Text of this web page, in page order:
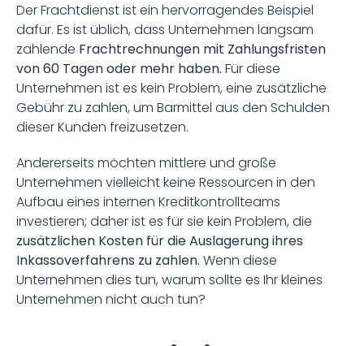
Der Frachtdienst ist ein hervorragendes Beispiel
dafür. Es ist üblich, dass Unternehmen langsam
zahlende Frachtrechnungen mit Zahlungsfristen
von 60 Tagen oder mehr haben. Für diese
Unternehmen ist es kein Problem, eine zusätzliche
Gebühr zu zahlen, um Barmittel aus den Schulden
dieser Kunden freizusetzen.
Andererseits möchten mittlere und große
Unternehmen vielleicht keine Ressourcen in den
Aufbau eines internen Kreditkontrollteams
zusätzlichen Kosten für die Auslagerung ihres
Inkassoverfahrens zu zahlen. Wenn diese
Unternehmen dies tun, warum sollte es Ihr kleines
Unternehmen nicht auch tun?